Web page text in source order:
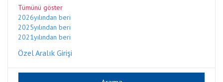
Tümünü göster
2026yılından beri
2025yılından beri
2021yılından beri
Özel Aralık Girişi